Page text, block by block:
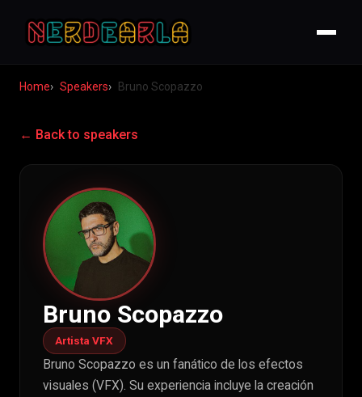
Home Speakers Bruno Scopazzo
← Back to speakers
Bruno Scopazzo
Artista VFX
Bruno Scopazzo es un fanático de los efectos
visuales (VFX). Su experiencia incluye la creación